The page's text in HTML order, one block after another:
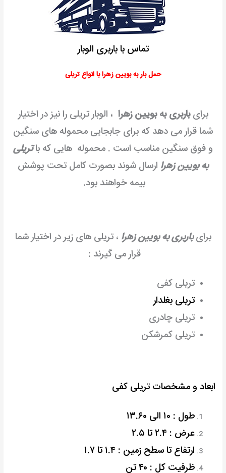
تماس با باربری الوبار
حمل بار به بویین زهرا با انواع تریلی
برایباربری به بویین زهرا ، الوبار تریلی را نیز در اختیار
شما قرار می دهد که برای جابجایی محموله های سنگین
و فوق سنگین مناسب است . محموله هایی که باتریلی
به بویین زهرا ارسال شوند بصورت کامل تحت پوشش
بیمه خواهند بود.
برایباربری به بویین زهرا ، تریلی های زیر در اختیار شما
قرار می گیرند :
تریلی کفی
تریلی بغلدار
تریلی چادری
تریلی کمرشکن
ابعاد و مشخصات تریلی کفی
طول : ۱۰ الی ۱۳.۶۰
عرض : ۲.۴ تا ۲.۵
ارتفاع تا سطح زمین : ۱.۴ تا ۱.۷
ظرفیت کل : ۴۰ تن